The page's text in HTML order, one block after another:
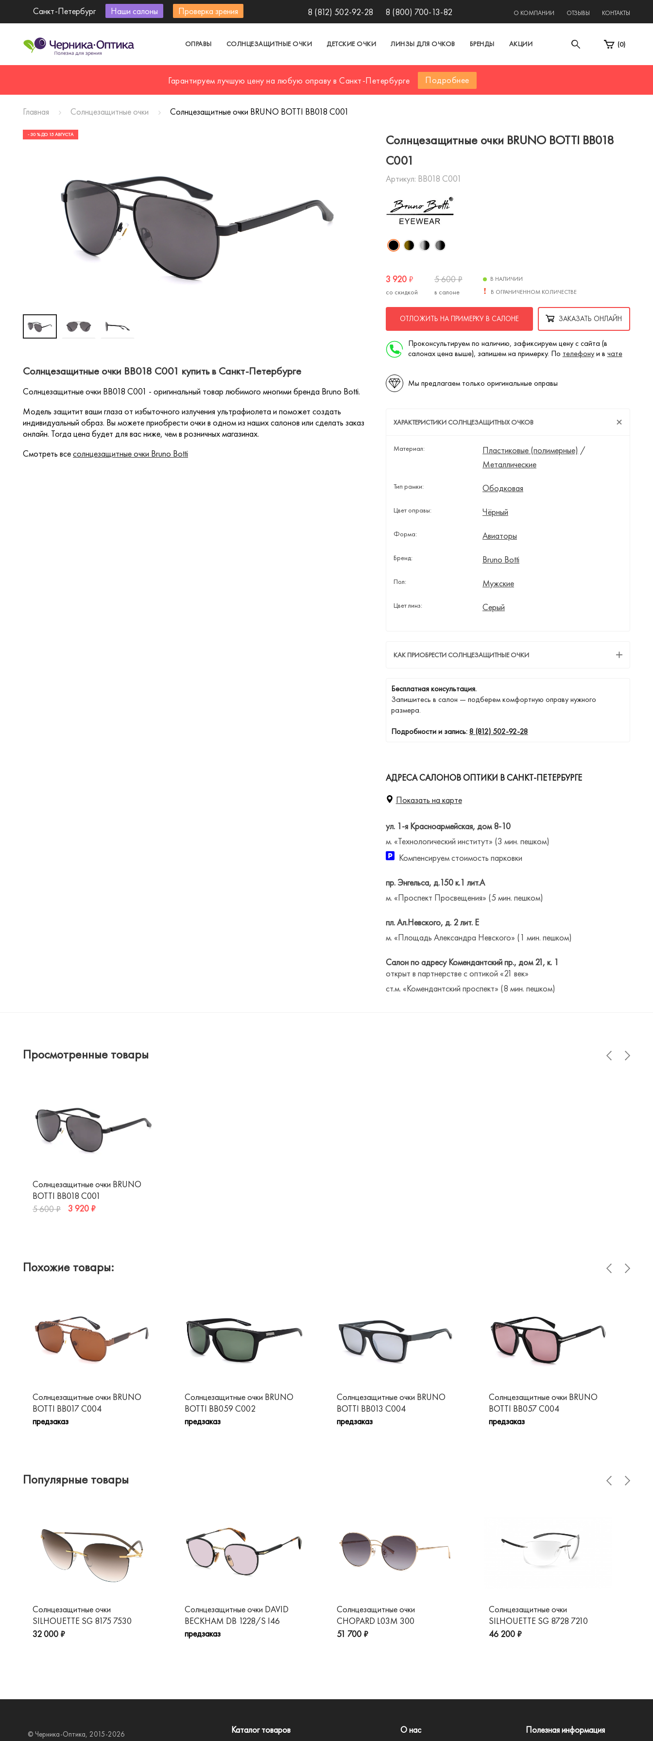
Санкт-Петербург Наши салоны Проверка зрения 8 (812) 502-92-28 8 (800) 700-13-82 О КОМПАНИИ ОТЗЫВЫ КОНТАКТЫ
ОПРАВЫ СОЛНЦЕЗАЩИТНЫЕ ОЧКИ ДЕТСКИЕ ОЧКИ ЛИНЗЫ ДЛЯ ОЧКОВ БРЕНДЫ АКЦИИ (0)
Гарантируем лучшую цену на любую оправу в Санкт-Петербурге Подробнее
Главная Солнцезащитные очки Солнцезащитные очки BRUNO BOTTI BB018 C001
Солнцезащитные очки BRUNO BOTTI BB018
C001
Артикул: BB018 C001
3 920 ₽
со скидкой
5 600₽
в салоне
В НАЛИЧИИ
В ОГРАНИЧЕННОМ КОЛИЧЕСТВЕ
ОТЛОЖИТЬ НА ПРИМЕРКУ В САЛОНЕ ЗАКАЗАТЬ ОНЛАЙН
Проконсультируем по наличию, зафиксируем цену с сайта (в
салонах цена выше), запишем на примерку. По телефонуи в чате
Мы предлагаем только оригинальные оправы
ХАРАКТЕРИСТИКИ СОЛНЦЕЗАЩИТНЫХ ОЧКОВ
Материал: Пластиковые (полимерные) /
Металлические
Тип рамки: Ободковая
Цвет оправы: Чёрный
Форма: Авиаторы
Бренд: Bruno Botti
Пол: Мужские
Цвет линз: Серый
КАК ПРИОБРЕСТИ СОЛНЦЕЗАЩИТНЫЕ ОЧКИ
Бесплатная консультация.
Запишитесь в салон — подберем комфортную оправу нужного
размера.
Подробности и запись:8 (812) 502-92-28
АДРЕСА САЛОНОВ ОПТИКИ В САНКТ-ПЕТЕРБУРГЕ
Показать на карте
ул. 1-я Красноармейская, дом 8-10
м. «Технологический институт» (3 мин. пешком)
Компенсируем стоимость парковки
пр. Энгельса, д.150 к.1 лит.А
м. «Проспект Просвещения» (5 мин. пешком)
пл. Ал.Невского, д. 2 лит. Е
м. «Площадь Александра Невского» (1 мин. пешком)
Салон по адресу Комендантский пр., дом 21, к. 1
открыт в партнерстве с оптикой «21 век»
ст.м. «Комендантский проспект» (8 мин. пешком)
- 30 % ДО 15 АВГУСТА
Солнцезащитные очки BB018 C001 купить в Санкт-Петербурге
Солнцезащитные очки BB018 C001 - оригинальный товар любимого многими бренда Bruno Botti.
Модель защитит ваши глаза от избыточного излучения ультрафиолета и поможет создать
индивидуальный образ. Вы можете приобрести очки в одном из наших салонов или сделать заказ
онлайн. Тогда цена будет для вас ниже, чем в розничных магазинах.
Смотреть всесолнцезащитные очки Bruno Botti
Просмотренные товары
Солнцезащитные очки BRUNO
BOTTI BB018 C001
5 600 ₽
3 920 ₽
Похожие товары:
Солнцезащитные очки BRUNO
BOTTI BB017 C004
предзаказ
Солнцезащитные очки BRUNO
BOTTI BB059 C002
предзаказ
Солнцезащитные очки BRUNO
BOTTI BB013 C004
предзаказ
Солнцезащитные очки BRUNO
BOTTI BB057 C004
предзаказ
Популярные товары
Солнцезащитные очки
SILHOUETTE SG 8175 7530
32 000 ₽
Солнцезащитные очки DAVID
BECKHAM DB 1228/S I46
предзаказ
Солнцезащитные очки
CHOPARD L03M 300
51 700 ₽
Солнцезащитные очки
SILHOUETTE SG 8728 7210
46 200 ₽
© Черника-Оптика, 2015-2026
Каталог товаров
О нас
Полезная информация